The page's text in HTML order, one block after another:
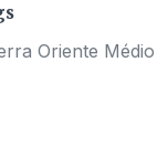
Oriente Médio